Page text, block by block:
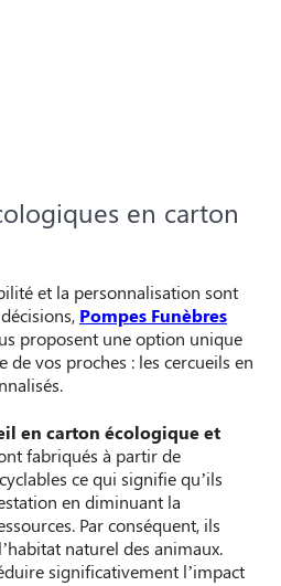
en carton
et la personnalisation sont
Pompes Funèbres
proposent une option unique
vos proches : les cercueils en
en carton écologique et
fabriqués à partir de
ce qui signifie qu’ils
en diminuant la
Par conséquent, ils
naturel des animaux.
significativement l’impact